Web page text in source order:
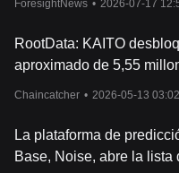
ForesightNews • 2026-07-17
RootData: KAITO
aproximado de 5,55
Chaincatcher • 2026-05-13 03:02
La plataforma de
Base, Noise, abre la